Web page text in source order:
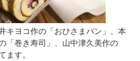
キヨコ作の「おひさまパン」、本
「巻き寿司」、山中津久美作の
ます。